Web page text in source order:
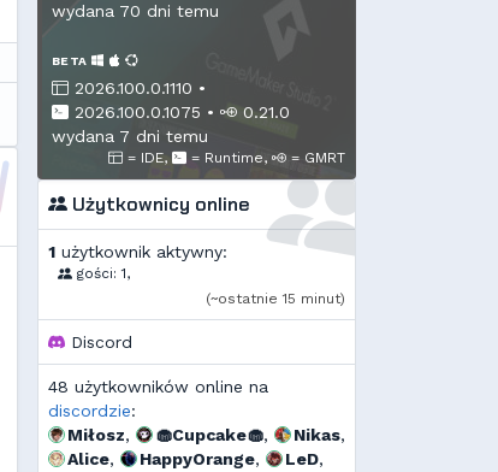
wydana 70 dni temu
BETA
2026.100.0.1110 •
2026.100.0.1075 •
0.21.0
wydana 7 dni temu
= IDE, = Runtime, = GMRT
Użytkownicy online
1 użytkownik aktywny:
gości: 1,
(~ostatnie 15 minut)
Discord
48 użytkowników online na
discordzie:
Miłosz, 🧁Cupcake🧁, Nikas,
Alice, HappyOrange, LeD,